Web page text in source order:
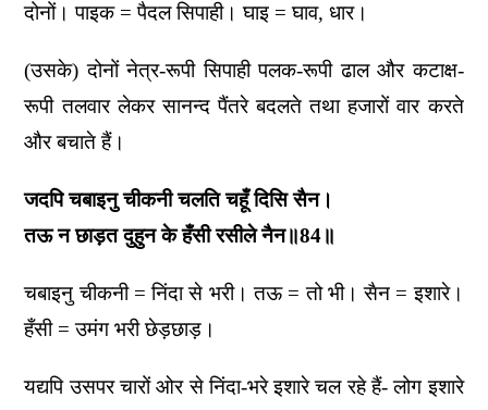
दोनों। पाइक = पैदल सिपाही। घाइ = घाव, धार।
(उसके) दोनों नेत्र-रूपी सिपाही पलक-रूपी ढाल और कटाक्ष-
रूपी तलवार लेकर सानन्द पैंतरे बदलते तथा हजारों वार करते
और बचाते हैं।
जदपि चबाइनु चीकनी चलति चहूँ दिसि सैन।
तऊ न छाड़त दुहुन के हँसी रसीले नैन॥84॥
चबाइनु चीकनी = निंदा से भरी। तऊ = तो भी। सैन = इशारे।
हँसी = उमंग भरी छेड़छाड़।
यद्यपि उसपर चारों ओर से निंदा-भरे इशारे चल रहे हैं- लोग इशारे